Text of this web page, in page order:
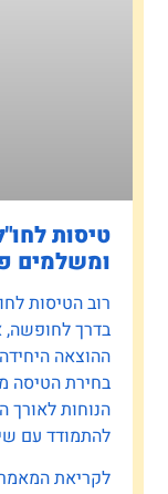
טיסות
ומשלמים
רוב הטיסות
בדרך לחופשה,
ההוצאה
בחירת הטיסה
הנוחות לאורך
להתמודד עם
לקריאת